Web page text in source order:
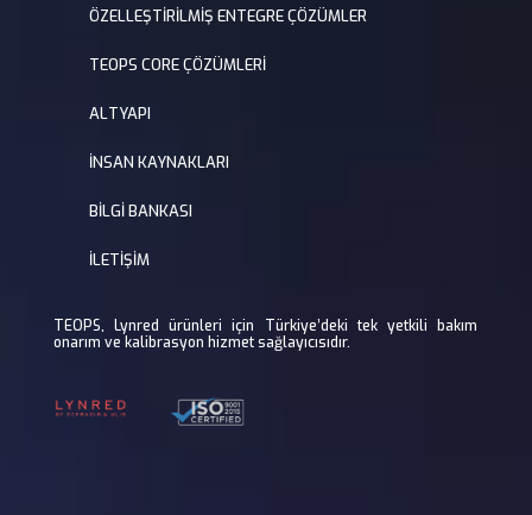
ÖZELLEŞTİRİLMİŞ ENTEGRE ÇÖZÜMLER
TEOPS CORE ÇÖZÜMLERİ
ALTYAPI
İNSAN KAYNAKLARI
BİLGİ BANKASI
İLETİŞİM
TEOPS, Lynred ürünleri için Türkiye’deki tek yetkili bakım
onarım ve kalibrasyon hizmet sağlayıcısıdır.